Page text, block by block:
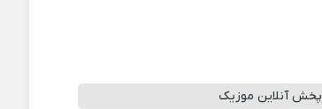
پخش آنلاین موزیک